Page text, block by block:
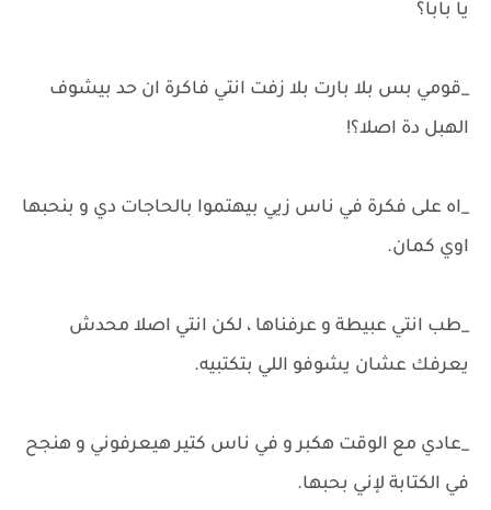
يا بابا؟
_قومي بس بلا بارت بلا زفت انتي فاكرة ان حد بيشوف
الهبل دة اصلا؟!
_اه على فكرة في ناس زيي بيهتموا بالحاجات دي و بنحبها
اوي كمان.
_طب انتي عبيطة و عرفناها ، لكن انتي اصلا محدش
يعرفك عشان يشوفو اللي بتكتبيه.
_عادي مع الوقت هكبر و في ناس كتير هيعرفوني و هنجح
في الكتابة لإني بحبها.